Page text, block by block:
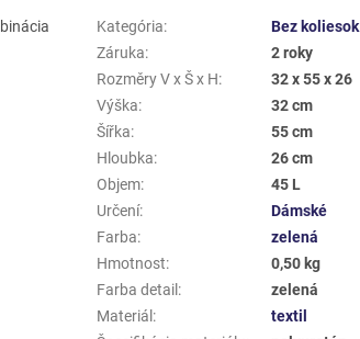
Kategória:
Bez koliesok
Záruka:
2 roky
Rozměry V x Š x H:
32 x 55 x 26
Výška:
32 cm
Šířka:
55 cm
Hloubka:
26 cm
Objem:
45 L
Určení:
Dámské
Farba:
zelená
Hmotnost:
0,50 kg
Farba detail :
zelená
Materiál :
textil